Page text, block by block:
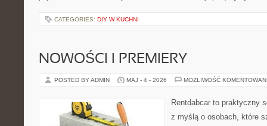
CATEGORIES: DIY W KUCHNI
NOWOŚCI I PREMIERY
POSTED BY ADMIN MAJ - 4 - 2026 MOŻLIWOŚĆ
Rentdabcar to praktyczny
z myślą o osobach, które